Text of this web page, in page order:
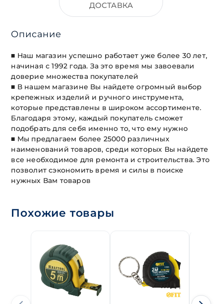
ДОСТАВКА
Описание
■ Наш магазин успешно работает уже более 30 лет,
начиная с 1992 года. За это время мы завоевали
доверие множества покупателей
■ В нашем магазине Вы найдете огромный выбор
крепежных изделий и ручного инструмента,
которые представлены в широком ассортименте.
Благодаря этому, каждый покупатель сможет
подобрать для себя именно то, что ему нужно
■ Мы предлагаем более 25000 различных
наименований товаров, среди которых Вы найдете
все необходимое для ремонта и строительства. Это
позволит сэкономить время и силы в поиске
нужных Вам товаров
Похожие товары